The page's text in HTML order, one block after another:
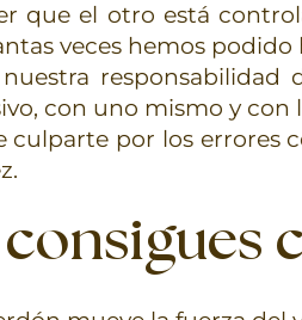
que el otro está
veces hemos podido
responsabilidad
con uno mismo y con
culparte por los errores
consigues